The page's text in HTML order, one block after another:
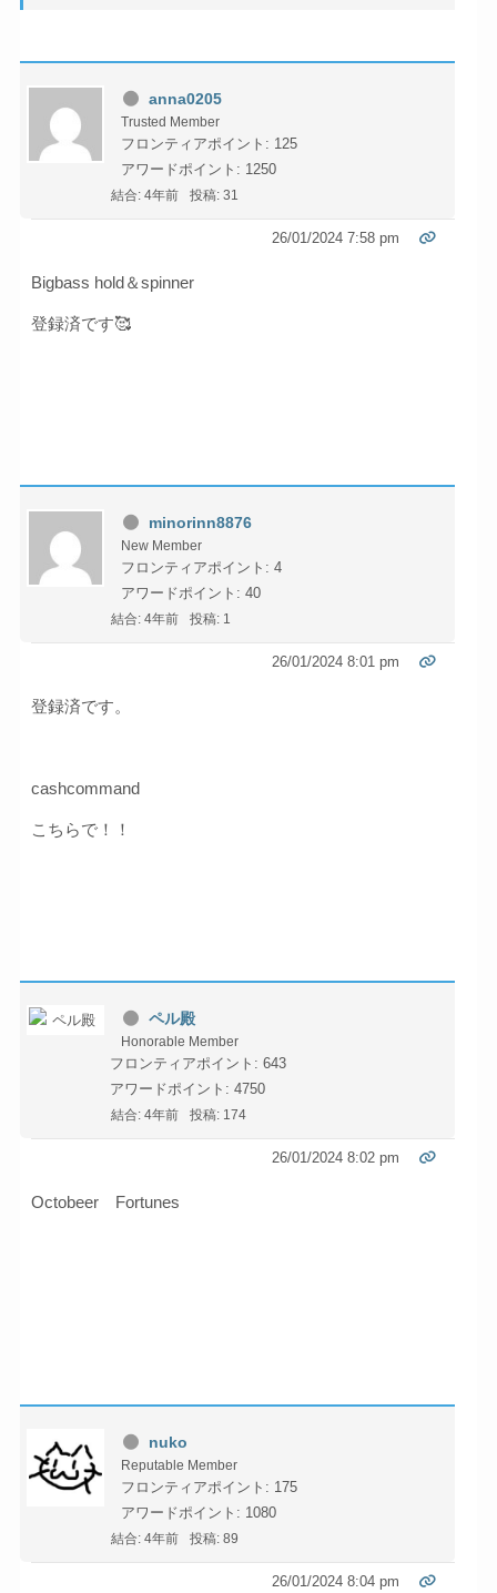
anna0205
Trusted Member
フロンティアポイント: 125
アワードポイント: 1250
結合: 4年前 投稿: 31
26/01/2024 7:58 pm
Bigbass hold＆spinner
登録済です🥰
minorinn8876
New Member
フロンティアポイント: 4
アワードポイント: 40
結合: 4年前 投稿: 1
26/01/2024 8:01 pm
登録済です。
cashcommand
こちらで！！
ペル殿
Honorable Member
フロンティアポイント: 643
アワードポイント: 4750
結合: 4年前 投稿: 174
26/01/2024 8:02 pm
Octobeer Fortunes
nuko
Reputable Member
フロンティアポイント: 175
アワードポイント: 1080
結合: 4年前 投稿: 89
26/01/2024 8:04 pm